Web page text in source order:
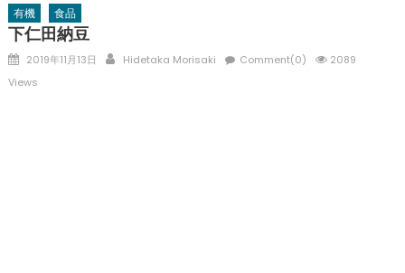
有機 食品
下仁田納豆
Posted
on
2019年11月13日 Author
Hidetaka Morisaki Comment(0)
2089
Views